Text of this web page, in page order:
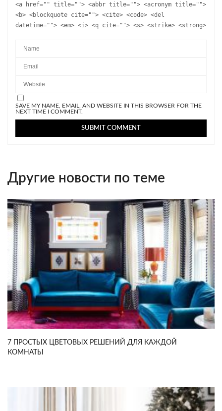
<a href="" title=""> <abbr title=""> <acronym title="">
<b> <blockquote cite=""> <cite> <code> <del
datetime=""> <em> <i> <q cite=""> <s> <strike> <strong>
SAVE MY NAME, EMAIL, AND WEBSITE IN THIS BROWSER FOR THE
NEXT TIME I COMMENT.
Другие новости по теме
7 ПРОСТЫХ ЦВЕТОВЫХ РЕШЕНИЙ ДЛЯ КАЖДОЙ
КОМНАТЫ